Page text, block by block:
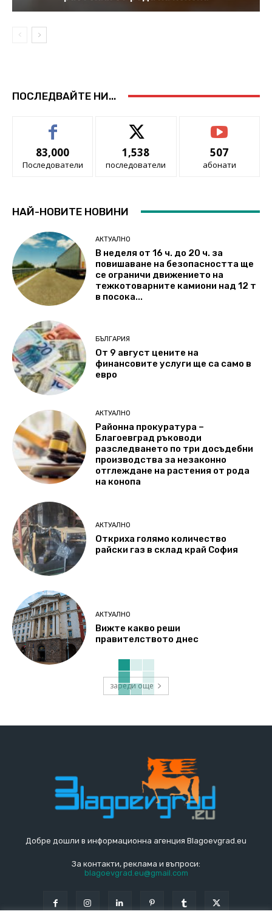
ПОСЛЕДВАЙТЕ НИ...
83,000
Последователи
1,538
последователи
507
абонати
НАЙ-НОВИТЕ НОВИНИ
АКТУАЛНО
В неделя от 16 ч. до 20 ч. за
повишаване на безопасността ще
се ограничи движението на
тежкотоварните камиони над 12 т
в посока...
БЪЛГАРИЯ
От 9 август цените на
финансовите услуги ще са само в
евро
АКТУАЛНО
Районна прокуратура –
Благоевград ръководи
разследването по три досъдебни
производства за незаконно
отглеждане на растения от рода
на конопа
АКТУАЛНО
Откриха голямо количество
райски газ в склад край София
АКТУАЛНО
Вижте какво реши
правителството днес
зареди още
Добре дошли в информационна агенция Blagoevgrad.eu
За контакти, реклама и въпроси:
blagoevgrad.eu@gmail.com